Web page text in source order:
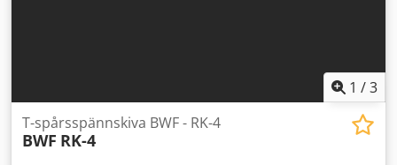
1 /3
T-spårsspännskiva BWF - RK-4
BWF RK-4